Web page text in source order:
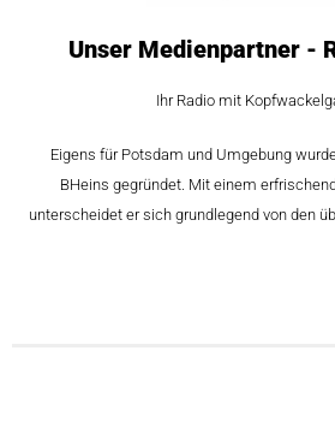
Unser Medienpartner -
Ihr Radio mit
Eigens für Potsdam und Umgebung
BHeins gegründet. Mit einem
unterscheidet er sich grundlegend von den